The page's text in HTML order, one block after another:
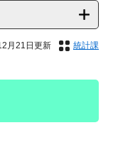
月21日更新 統計課